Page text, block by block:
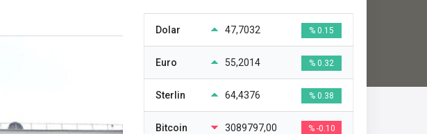
Dolar 47,7032 % 0.15
Euro 55,2014 % 0.32
Sterlin 64,4376 % 0.38
Bitcoin 3089797,00 % -0.10